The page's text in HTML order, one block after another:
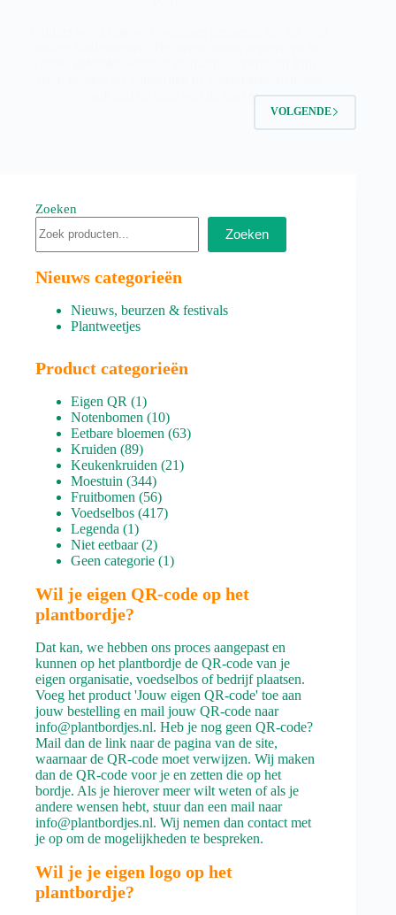
vaak aan de rand van de stad te…
VOLGENDE
Zoeken
Zoeken
Nieuws categorieën
Nieuws, beurzen & festivals
Plantweetjes
Product categorieën
Eigen QR 11
product
Notenbomen 1010
producten
Eetbare bloemen 6363
Kruiden 8989
producten
Keukenkruiden 2121
Moestuin 344344
producten
Fruitbomen 5656
producten
Voedselbos 417417
Legenda 11
product
Niet eetbaar 22
producten
Geen categorie 11
Wil je eigen QR-code op het
plantbordje?
Dat kan, we hebben ons proces aangepast en
kunnen op het plantbordje de QR-code van je
eigen organisatie, voedselbos of bedrijf plaatsen.
Voeg het product 'Jouw eigen QR-code' toe aan
jouw bestelling en mail jouw QR-code naar
info@plantbordjes.nl. Heb je nog geen QR-code?
Mail dan de link naar de pagina van de site,
waarnaar de QR-code moet verwijzen. Wij maken
dan de QR-code voor je en zetten die op het
bordje. Als je hierover meer wilt weten of als je
andere wensen hebt, stuur dan een mail naar
info@plantbordjes.nl. Wij nemen dan contact met
je op om de mogelijkheden te bespreken.
Wil je je eigen logo op het
plantbordje?